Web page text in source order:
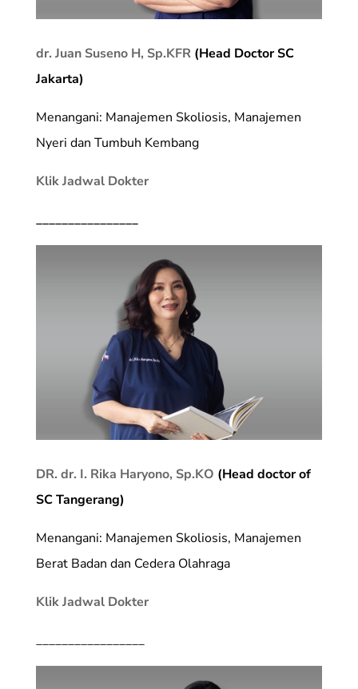
dr. Juan Suseno H, Sp.KFR(Head Doctor SC
Jakarta)
Menangani: Manajemen Skoliosis, Manajemen
Nyeri dan Tumbuh Kembang
Klik Jadwal Dokter
________________
DR. dr. I. Rika Haryono, Sp.KO (Head doctor of
SC Tangerang)
Menangani: Manajemen Skoliosis, Manajemen
Berat Badan dan Cedera Olahraga
Klik Jadwal Dokter
_________________